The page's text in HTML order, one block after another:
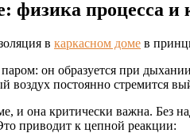
процесса и
в каркасном доме в
он образуется при
постоянно стремится
и она критически важна. Без
приводит к цепной реакции: